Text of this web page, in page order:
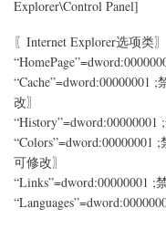
Explorer\Control Panel]
〖Internet Explorer选项类〗
“Cache”=dword:00000001
改〗
可修改〗
“Links”=dword:00000001 ;